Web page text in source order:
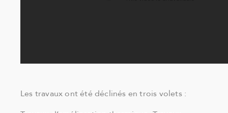
Les travaux ont été déclinés en trois volets :